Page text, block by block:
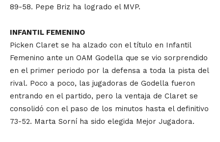
89-58. Pepe Briz ha logrado el MVP.
INFANTIL FEMENINO
Picken Claret se ha alzado con el título en Infantil
Femenino ante un OAM Godella que se vio sorprendido
en el primer periodo por la defensa a toda la pista del
rival. Poco a poco, las jugadoras de Godella fueron
entrando en el partido, pero la ventaja de Claret se
consolidó con el paso de los minutos hasta el definitivo
73-52. Marta Sorní ha sido elegida Mejor Jugadora.